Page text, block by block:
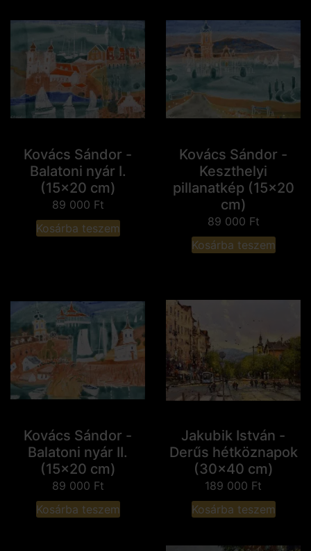
Kovács Sándor -
Balatoni nyár I.
(15x20 cm)
89 000 Ft
Kosárba teszem
Kovács Sándor -
Keszthelyi
pillanatkép (15x20
cm)
89 000 Ft
Kosárba teszem
Kovács Sándor -
Balatoni nyár II.
(15x20 cm)
89 000 Ft
Kosárba teszem
Jakubik István -
Derűs hétköznapok
(30x40 cm)
189 000 Ft
Kosárba teszem